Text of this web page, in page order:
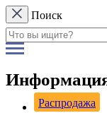
Поиск
Распродажа